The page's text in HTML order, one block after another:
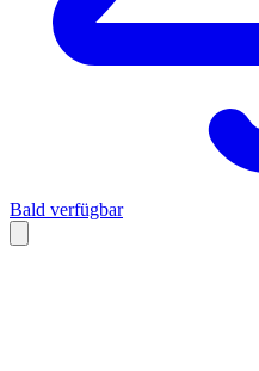
Bald verfügbar